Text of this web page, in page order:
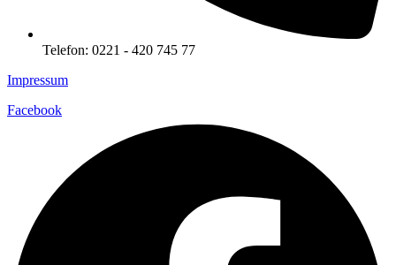
Telefon: 0221 - 420 745 77
Impressum
Facebook